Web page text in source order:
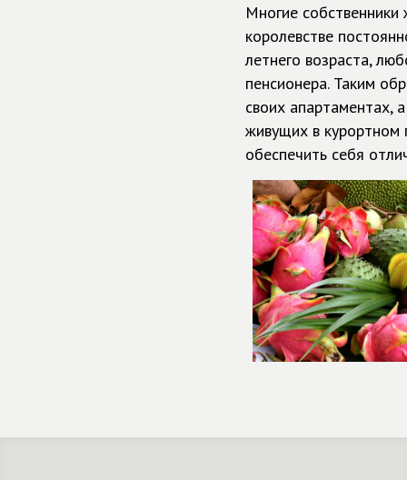
Многие
королевстве
летнего возраста,
пенсионера. Таким
своих апартаментах,
живущих в курортном
обеспечить себя